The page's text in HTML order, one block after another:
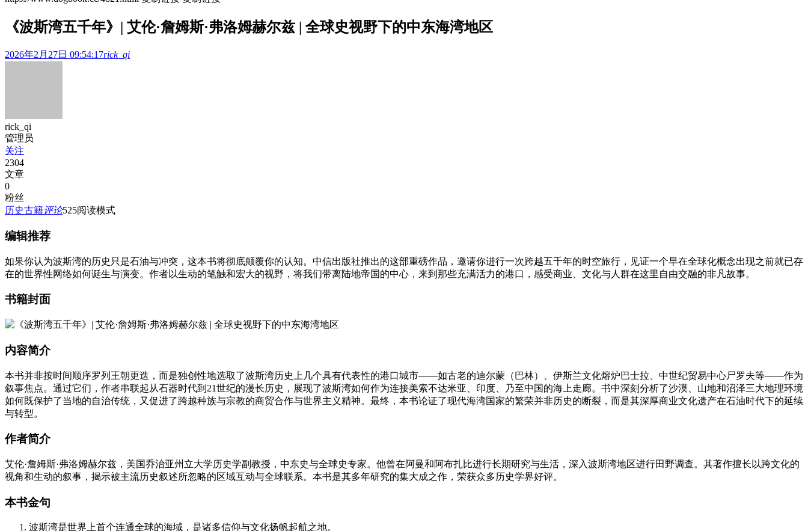
《波斯湾五千年》| 艾伦·詹姆斯·弗洛姆赫尔兹 | 全球史视野下的中东海湾地区
2026年2月27日 09:54:17rick_qi
rick_qi
管理员
关注
2304
文章
0
粉丝
历史古籍评论525阅读模式
编辑推荐
如果你认为波斯湾的历史只是石油与冲突，这本书将彻底颠覆你的认知。中信出版社推出的这部重磅作品，邀请你进行一次跨越五千年的时空旅行，见证一个早在全球化概念出现之前就已存
在的世界性网络如何诞生与演变。作者以生动的笔触和宏大的视野，将我们带离陆地帝国的中心，来到那些充满活力的港口，感受商业、文化与人群在这里自由交融的非凡故事。
书籍封面
内容简介
本书并非按时间顺序罗列王朝更迭，而是独创性地选取了波斯湾历史上几个具有代表性的港口城市——如古老的迪尔蒙（巴林）、伊斯兰文化熔炉巴士拉、中世纪贸易中心尸罗夫等——作为
叙事焦点。通过它们，作者串联起从石器时代到21世纪的漫长历史，展现了波斯湾如何作为连接美索不达米亚、印度、乃至中国的海上走廊。书中深刻分析了沙漠、山地和沼泽三大地理环境
如何既保护了当地的自治传统，又促进了跨越种族与宗教的商贸合作与世界主义精神。最终，本书论证了现代海湾国家的繁荣并非历史的断裂，而是其深厚商业文化遗产在石油时代下的延续
与转型。
作者简介
艾伦·詹姆斯·弗洛姆赫尔兹，美国乔治亚州立大学历史学副教授，中东史与全球史专家。他曾在阿曼和阿布扎比进行长期研究与生活，深入波斯湾地区进行田野调查。其著作擅长以跨文化的
视角和生动的叙事，揭示被主流历史叙述所忽略的区域互动与全球联系。本书是其多年研究的集大成之作，荣获众多历史学界好评。
本书金句
波斯湾是世界上首个连通全球的海域，是诸多信仰与文化扬帆起航之地。